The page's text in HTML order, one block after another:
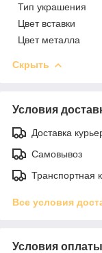
Тип украшения
Цвет вставки
Цвет металла
Скрыть
Условия
Доставка
Самовывоз
Транспортная
Все условия
Условия оплаты